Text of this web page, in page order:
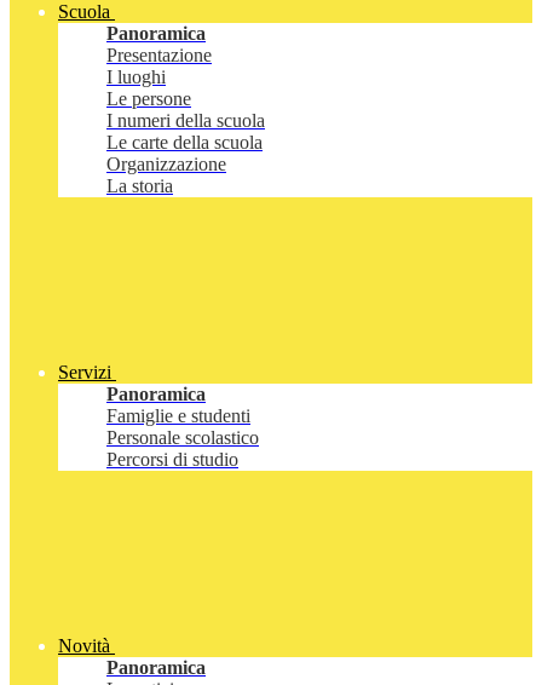
Scuola
Panoramica
Presentazione
I luoghi
Le persone
I numeri della scuola
Le carte della scuola
Organizzazione
La storia
Servizi
Panoramica
Famiglie e studenti
Personale scolastico
Percorsi di studio
Novità
Panoramica